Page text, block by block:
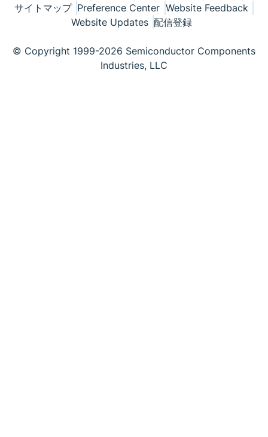
サイトマップ Preference Center Website Feedback
Website Updates 配信登録
© Copyright 1999-2026 Semiconductor Components
Industries, LLC